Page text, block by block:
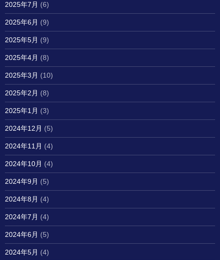
2025年7月 (6)
2025年6月 (9)
2025年5月 (9)
2025年4月 (8)
2025年3月 (10)
2025年2月 (8)
2025年1月 (3)
2024年12月 (5)
2024年11月 (4)
2024年10月 (4)
2024年9月 (5)
2024年8月 (4)
2024年7月 (4)
2024年6月 (5)
2024年5月 (4)